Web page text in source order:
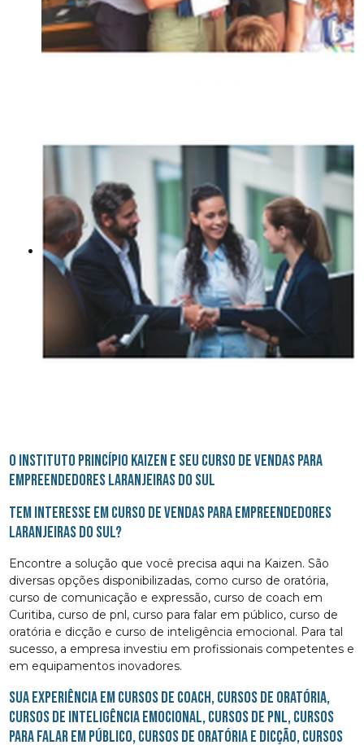
O Instituto Princípio Kaizen e seu curso de vendas para
empreendedores Laranjeiras do Sul
Tem interesse em curso de vendas para empreendedores
Laranjeiras do Sul?
Encontre a solução que você precisa aqui na Kaizen. São
diversas opções disponibilizadas, como curso de oratória,
curso de comunicação e expressão, curso de coach em
Curitiba, curso de pnl, curso para falar em público, curso de
oratória e dicção e curso de inteligência emocional. Para tal
sucesso, a empresa investiu em profissionais competentes e
em equipamentos inovadores.
Sua experiência em cursos de coach, cursos de oratória,
cursos de inteligência emocional, cursos de pnl, cursos
para falar em público, cursos de oratória e dicção, cursos